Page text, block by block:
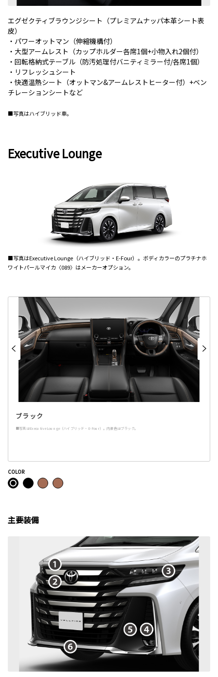
エグゼクティブラウンジシート（プレミアムナッパ本革シート表
皮）
・パワーオットマン（伸縮機構付）
・大型アームレスト（カップホルダー各席1個+小物入れ2個付）
・回転格納式テーブル（防汚処理付バニティミラー付/各席1個）
・リフレッシュシート
・快適温熱シート（オットマン&アームレストヒーター付）+ベン
チレーションシートなど
■写真はハイブリッド車。
Executive Lounge
■写真はExecutive Lounge（ハイブリッド・E-Four）。ボディカラーのプラチナホ
ワイトパールマイカ〈089〉はメーカーオプション。
ブラック
■写真はExecutive Lounge（ハイブリッド・E-Four）。内装色はブラック。
COLOR
主要装備